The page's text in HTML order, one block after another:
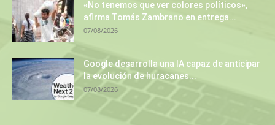
«No tenemos que ver colores políticos»,
afirma Tomás Zambrano en entrega...
07/08/2026
Google desarrolla una IA capaz de anticipar
la evolución de huracanes...
07/08/2026